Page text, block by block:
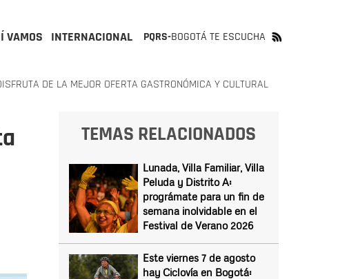
VAMOS INTERNACIONAL PQRS-BOGOTÁ TE ESCUCHA
DE LA MEJOR OFERTA GASTRONÓMICA Y CULTURAL
TEMAS RELACIONADOS
Lunada, Villa Familiar, Villa
Peluda y Distrito A:
prográmate para un fin de
semana inolvidable en el
Festival de Verano 2026
Este viernes 7 de agosto
hay Ciclovía en Bogotá: